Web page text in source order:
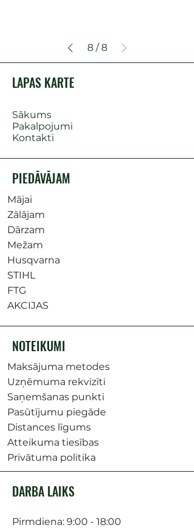
8 / 8
LAPAS KARTE
Sākums
Pakalpojumi
Kontakti
PIEDĀVĀJAM
Mājai
Zālājam
Dārzam
Mežam
Husqvarna
STIHL
FTG
AKCIJAS
NOTEIKUMI
Maksājuma metodes
Uzņēmuma rekvizīti
Saņemšanas punkti
Pasūtījumu piegāde
Distances līgums
Atteikuma tiesības
Privātuma politika
DARBA LAIKS
Pirmdiena: 9:00 - 18:00